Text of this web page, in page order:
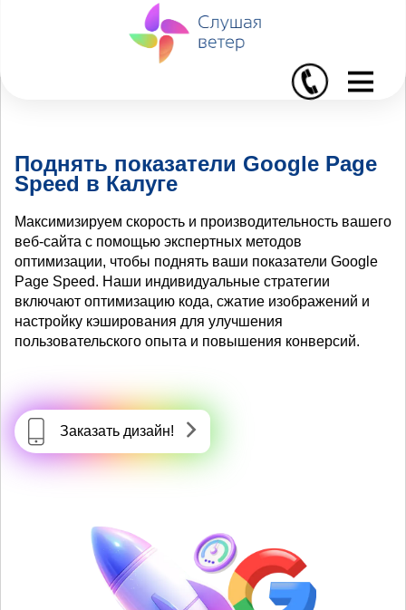
I
Поднять показатели Google Page
Speed в Калуге
Максимизируем скорость и производительность вашего
веб-сайта с помощью экспертных методов
оптимизации, чтобы поднять ваши показатели Google
Page Speed. Наши индивидуальные стратегии
включают оптимизацию кода, сжатие изображений и
настройку кэширования для улучшения
пользовательского опыта и повышения конверсий.
Заказать дизайн!